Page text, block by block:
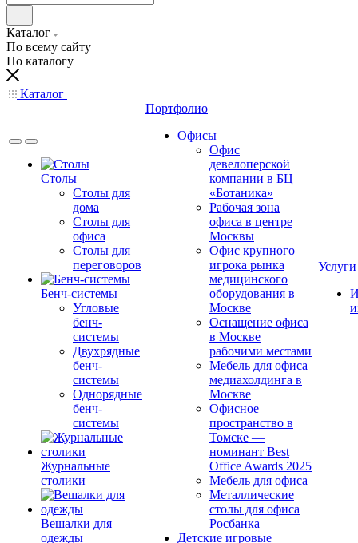
Каталог
По всему сайту
По каталогу
Каталог
Столы
Столы для
дома
Столы для
офиса
Столы для
переговоров
Бенч-системы
Угловые
бенч-
системы
Двухрядные
бенч-
системы
Однорядные
бенч-
системы
Журнальные
столики
Вешалки для
одежды
Портфолио
Офисы
Офис
девелоперской
компании в БЦ
«Ботаника»
Рабочая зона
офиса в центре
Москвы
Офис крупного
игрока рынка
медицинского
оборудования в
Москве
Оснащение офиса
в Москве
рабочими местами
Мебель для офиса
медиахолдинга в
Москве
Офисное
пространство в
Томске —
номинант Best
Office Awards 2025
Мебель для офиса
Металлические
столы для офиса
Росбанка
Детские игровые
Услуги